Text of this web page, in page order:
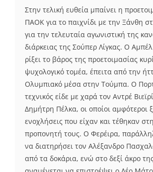
Στην τελική ευθεία μπαίνει η
ΠΑΟΚ για το παιχνίδι με την Ξάνθη
για την τελευταία αγωνιστική της
διάρκειας της Σούπερ Λίγκας. Ο
ρίξει το βάρος της προετοιμασίας
ψυχολογικό τομέα, έπειτα από την
Ολυμπιακό μέσα στην Τούμπα. Ο
τεχνικός είδε με χαρά τον Αντρέ
Δημήτρη Πέλκα, οι οποίοι αμφότεροι
ενοχλήσεις που είχαν και τέθηκαν
προπονητή τους. Ο Φερέιρα,
να διατηρήσει τον Αλέξανδρο
από τα δοκάρια, ενώ στο δεξί άκρο